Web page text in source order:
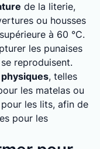
de la literie,
ou housses
à 60 °C.
les punaises
reproduisent.
, telles
les matelas ou
les lits, afin de
pour les